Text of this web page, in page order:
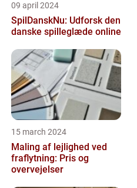
09 april 2024
SpilDanskNu: Udforsk den
danske spilleglæde online
15 march 2024
Maling af lejlighed ved
fraflytning: Pris og
overvejelser